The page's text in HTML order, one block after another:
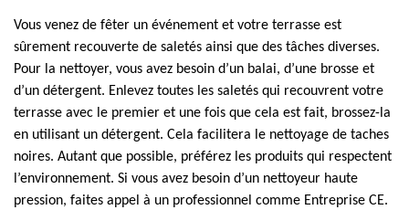
Vous venez de fêter un événement et votre terrasse est
sûrement recouverte de saletés ainsi que des tâches diverses.
Pour la nettoyer, vous avez besoin d’un balai, d’une brosse et
d’un détergent. Enlevez toutes les saletés qui recouvrent votre
terrasse avec le premier et une fois que cela est fait, brossez-la
en utilisant un détergent. Cela facilitera le nettoyage de taches
noires. Autant que possible, préférez les produits qui respectent
l’environnement. Si vous avez besoin d’un nettoyeur haute
pression, faites appel à un professionnel comme Entreprise CE.